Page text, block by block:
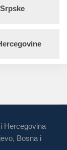
Hercegovina
Bosna i